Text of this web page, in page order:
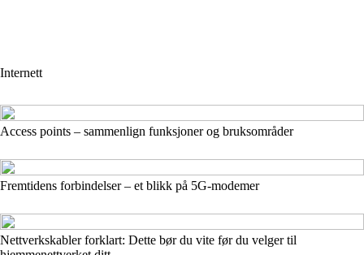
Internett
Access points – sammenlign funksjoner og bruksområder
Fremtidens forbindelser – et blikk på 5G-modemer
Nettverkskabler forklart: Dette bør du vite før du velger til